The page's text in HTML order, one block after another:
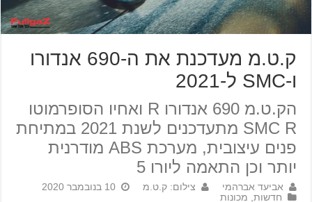
ק.ט.מ מעדכנת את ה-690 אנדורו
ו-SMC ל-2021
הק.ט.מ 690 אנדורו R ואחיו הסופרמוטו
SMC R מתעדכנים לשנת 2021 במתיחת
פנים עיצובית, מערכת ABS מודרנית
יותר וכן התאמה ליורו 5
אביעד אברהמי צילום: ק.ט.מ
10 בנובמבר 2020
חדשות מכונות